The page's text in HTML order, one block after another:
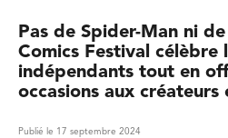
Pas de Spider-Man ni
Comics Festival célèbre
indépendants tout en
occasions aux créateurs
Publié le 17 septembre 2024